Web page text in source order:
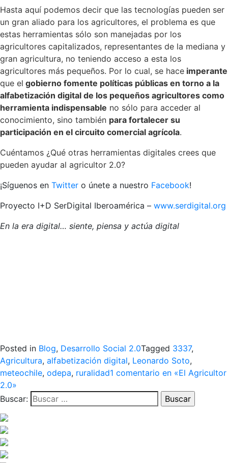
Hasta aquí podemos decir que las tecnologías pueden ser
un gran aliado para los agricultores, el problema es que
estas herramientas sólo son manejadas por los
agricultores capitalizados, representantes de la mediana y
gran agricultura, no teniendo acceso a esta los
agricultores más pequeños. Por lo cual, se hace imperante
que el gobierno fomente políticas públicas en torno a la
alfabetización digital de los pequeños agricultores como
herramienta indispensable no sólo para acceder al
conocimiento, sino también para fortalecer su
participación en el circuito comercial agrícola.
Cuéntamos ¿Qué otras herramientas digitales crees que
pueden ayudar al agricultor 2.0?
¡Síguenos en Twitter o únete a nuestro Facebook!
Proyecto I+D SerDigital Iberoamérica – www.serdigital.org
En la era digital… siente, piensa y actúa digital
Posted in Blog, Desarrollo Social 2.0Tagged 3337,
Agricultura, alfabetización digital, Leonardo Soto,
meteochile, odepa, ruralidad1 comentario en «El Agricultor
2.0»
Buscar: